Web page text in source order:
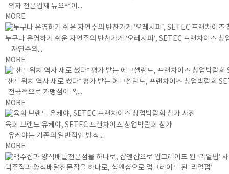
의자 전문업체 듀오백이...
MORE
누구나 운영하기 쉬운 자연주의 반찬가게 ‘오레시피’, SETEC 프랜차이즈 창
자연주의...
MORE
“샌드위치 역사 새로 썼다” 평가 받는 에그셀런트, 프랜차이즈 창업박람회
전국적으로 가맹점이 폭...
MORE
육회 브랜드 유케야, SETEC 프랜차이즈 창업박람회 참가
유케야는 기존의 일반적인 방식...
MORE
맥주집과 양식배달전문점을 하나로, 샵앤샵으로 업그레이드 된 ‘리얼펍’